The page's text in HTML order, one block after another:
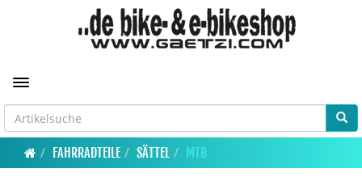
Toggle navigation
FAHRRADTEILE SÄTTEL MTB